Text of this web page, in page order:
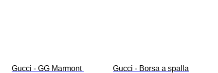
Gucci - GG Marmont
Gucci - Borsa a spalla